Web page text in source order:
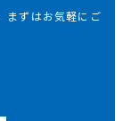
まずはお気軽にご